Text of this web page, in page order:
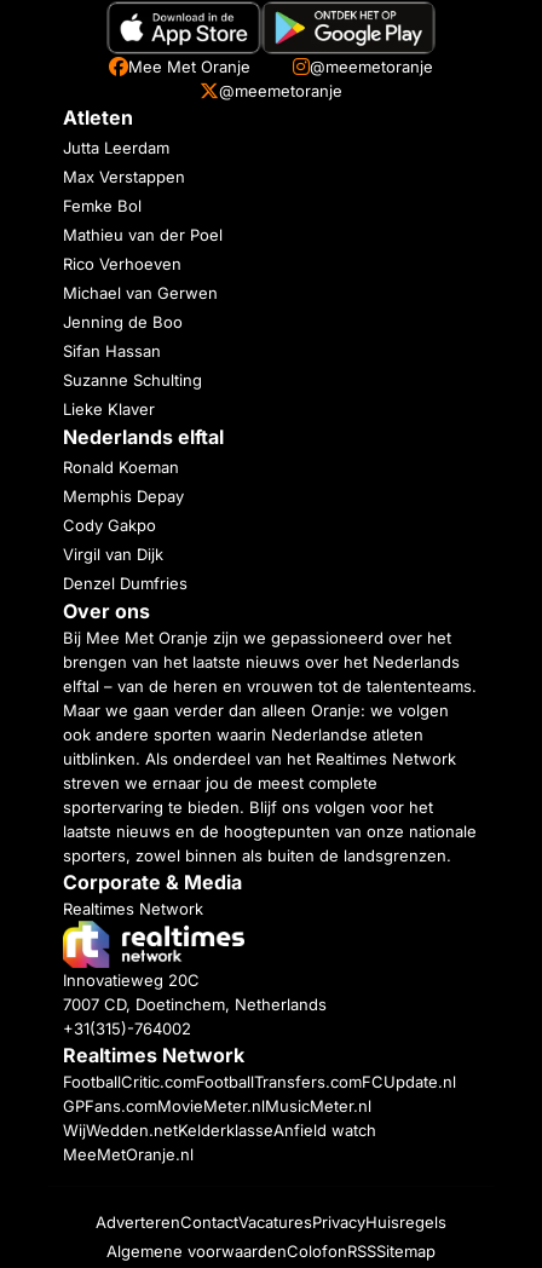
Mee Met Oranje
@meemetoranje
@meemetoranje
Atleten
Jutta Leerdam
Max Verstappen
Femke Bol
Mathieu van der Poel
Rico Verhoeven
Michael van Gerwen
Jenning de Boo
Sifan Hassan
Suzanne Schulting
Lieke Klaver
Nederlands elftal
Ronald Koeman
Memphis Depay
Cody Gakpo
Virgil van Dijk
Denzel Dumfries
Over ons
Bij Mee Met Oranje zijn we gepassioneerd over het
brengen van het laatste nieuws over het Nederlands
elftal – van de heren en vrouwen tot de talententeams.
Maar we gaan verder dan alleen Oranje: we volgen
ook andere sporten waarin Nederlandse atleten
uitblinken. Als onderdeel van het Realtimes Network
streven we ernaar jou de meest complete
sportervaring te bieden. Blijf ons volgen voor het
laatste nieuws en de hoogtepunten van onze nationale
sporters, zowel binnen als buiten de landsgrenzen.
Corporate & Media
Realtimes Network
Innovatieweg 20C
7007 CD, Doetinchem, Netherlands
+31(315)-764002
Realtimes Network
FootballCritic.comFootballTransfers.comFCUpdate.nl
GPFans.comMovieMeter.nlMusicMeter.nl
WijWedden.netKelderklasseAnfield watch
MeeMetOranje.nl
AdverterenContactVacaturesPrivacyHuisregels
Algemene voorwaardenColofonRSSSitemap